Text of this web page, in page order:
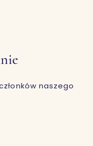
naszego